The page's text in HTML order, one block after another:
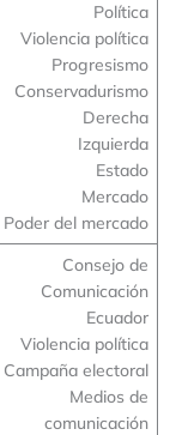
Política
Violencia política
Progresismo
Conservadurismo
Derecha
Izquierda
Estado
Mercado
Poder del mercado
Consejo de
Comunicación
Ecuador
Violencia política
Campaña electoral
Medios de
comunicación